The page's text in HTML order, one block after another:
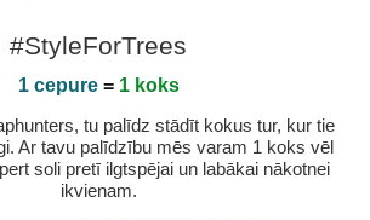
#StyleForTrees
1 cepure= 1 koks
tu palīdz stādīt kokus tur, kur tie
Ar tavu palīdzību mēs varam 1 koks vēl
soli pretī ilgtspējai un labākai nākotnei
ikvienam.